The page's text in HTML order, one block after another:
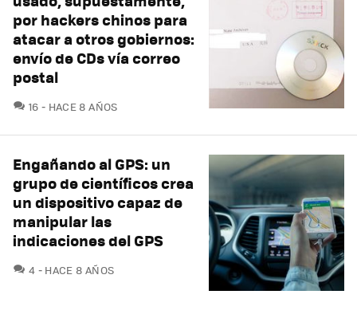
por hackers chinos para
atacar a otros gobiernos:
envío de CDs vía correo
postal
16 COMENTARIOS
HACE 8 AÑOS
Engañando al GPS: un
grupo de científicos crea
un dispositivo capaz de
manipular las
indicaciones del GPS
4 COMENTARIOS
HACE 8 AÑOS